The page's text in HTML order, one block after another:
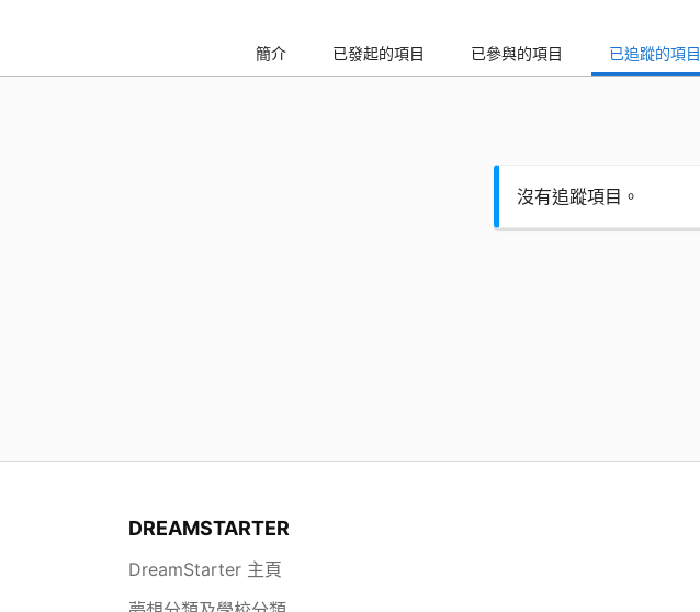
簡介 已發起的項目 已參與的項目 已追蹤的項目
沒有追蹤項目。
DREAMSTARTER
DreamStarter 主頁